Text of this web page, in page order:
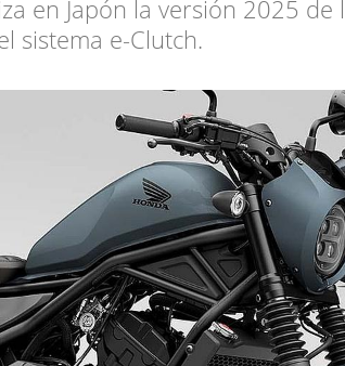
en Japón la versión 2025
sistema e-Clutch.